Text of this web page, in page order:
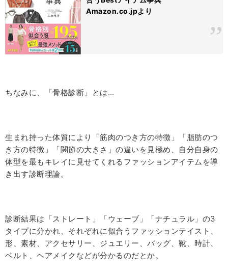
Amazon.co.jpより
ちなみに、「骨格診断」とは…
生まれ持った体質により「筋肉のつき方の特徴」「脂肪のつ
き方の特徴」「関節の大きさ」の違いを見極め、自分自身の
体型を最もキレイに見せてくれるファッションアイテムを導
き出す診断理論。
診断結果は「ストレート」「ウェーブ」「ナチュラル」の3
タイプに分かれ、それぞれに似合うファッションテイスト、
形、素材、アクセサリー、ジュエリー、バッグ、靴、時計、
ベルト、ヘアメイクなどが分かるのだとか。